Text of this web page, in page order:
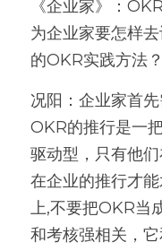
《企业家》：
为企业家要怎样
的OKR实践方法
况阳：企业家首
OKR的推行是一
驱动型，只有他
在企业的推行才
上,不要把OKR当
和考核强相关，